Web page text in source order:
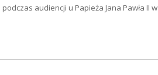
audiencji u Papieża Jana Pawła II w